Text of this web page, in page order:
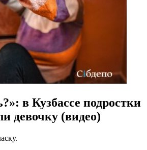
в Кузбассе подростки
девочку (видео)